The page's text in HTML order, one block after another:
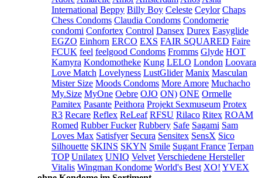
International Beppy Billy Boy Celeste Ceylor Chaps
Chess Condoms Claudia Condoms Condomerie
condomi Confortex Control Dansex Durex Easyglide
EGZO Einhorn ERCO EXS FAIR SQUARED Faire
FCUK feel feelgood Condoms Fromms Glyde HOT
Kamyra Kondomotheke Kung LELO London Loovara
Love Match Lovelyness LustGlider Manix Masculan
Mister Size Moods Condoms More Amore Muchacho
My.Size MyOne Oebre OJO ON) ONE Ormelle
Pamitex Pasante Peithora Projekt Sexmuseum Protex
R3 Recare Reflex ReLeaf RFSU Rilaco Ritex ROAM
Romed Rubber Fucker Rubbery Safe Sagami Sam
Loves Max Satisfyer Secura Sensitex SensX Sico
Silhouette SKINS SKYN Smile Sugant France Terpan
TOP Unilatex UNIQ Velvet Verschiedene Hersteller
Vitalis Wingman Kondome World's Best XO! YVEX